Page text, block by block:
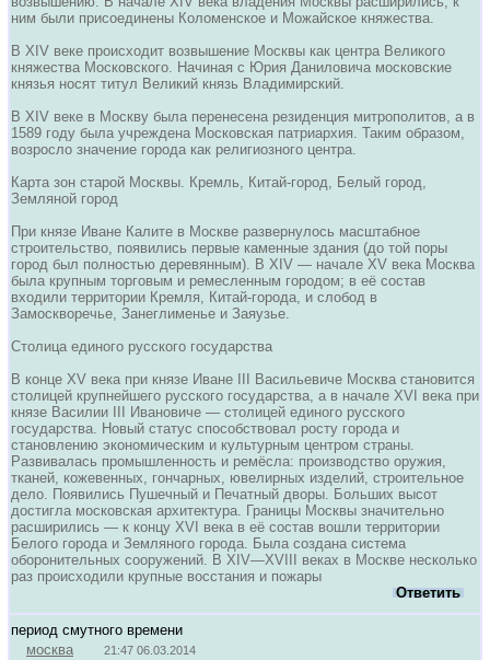
ним были присоединены Коломенское и Можайское княжества.
В XIV веке происходит возвышение Москвы как центра Великого
княжества Московского. Начиная с Юрия Даниловича московские
князья носят титул Великий князь Владимирский.
В XIV веке в Москву была перенесена резиденция митрополитов, а в
1589 году была учреждена Московская патриархия. Таким образом,
возросло значение города как религиозного центра.
Карта зон старой Москвы. Кремль, Китай-город, Белый город,
Земляной город
При князе Иване Калите в Москве развернулось масштабное
строительство, появились первые каменные здания (до той поры
город был полностью деревянным). В XIV — начале XV века Москва
была крупным торговым и ремесленным городом; в её состав
входили территории Кремля, Китай-города, и слобод в
Замоскворечье, Занеглименье и Заяузье.
Столица единого русского государства
В конце XV века при князе Иване III Васильевиче Москва становится
столицей крупнейшего русского государства, а в начале XVI века при
князе Василии III Ивановиче — столицей единого русского
государства. Новый статус способствовал росту города и
становлению экономическим и культурным центром страны.
Развивалась промышленность и ремёсла: производство оружия,
тканей, кожевенных, гончарных, ювелирных изделий, строительное
дело. Появились Пушечный и Печатный дворы. Больших высот
достигла московская архитектура. Границы Москвы значительно
расширились — к концу XVI века в её состав вошли территории
Белого города и Земляного города. Была создана система
оборонительных сооружений. В XIV—XVIII веках в Москве несколько
раз происходили крупные восстания и пожары
Ответить
период смутного времени
москва
21:47 06.03.2014